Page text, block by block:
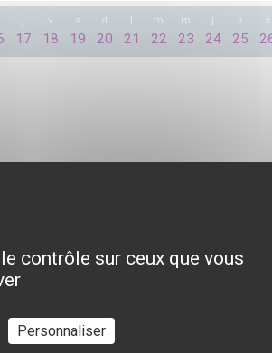
j
17
v
18
s
19
d
20
l
21
m
22
m
23
j
24
v
25
s
contrôle sur ceux que vous
Personnaliser